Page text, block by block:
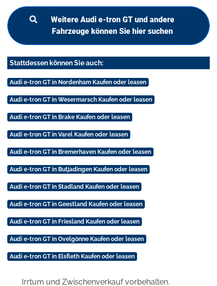
Weitere Audi e-tron GT und andere
Fahrzeuge können Sie hier suchen
Stattdessen können Sie auch:
Audi e-tron GT in Nordenham Kaufen oder leasen
Audi e-tron GT in Wesermarsch Kaufen oder leasen
Audi e-tron GT in Brake Kaufen oder leasen
Audi e-tron GT in Varel Kaufen oder leasen
Audi e-tron GT in Bremerhaven Kaufen oder leasen
Audi e-tron GT in Butjadingen Kaufen oder leasen
Audi e-tron GT in Stadland Kaufen oder leasen
Audi e-tron GT in Geestland Kaufen oder leasen
Audi e-tron GT in Friesland Kaufen oder leasen
Audi e-tron GT in Ovelgönne Kaufen oder leasen
Audi e-tron GT in Elsfleth Kaufen oder leasen
Irrtum und Zwischenverkauf vorbehalten.